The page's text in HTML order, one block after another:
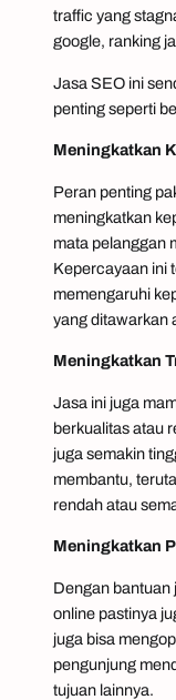
traffic yang
google, ranking
Jasa SEO ini
penting seperti
Meningkatkan
Peran penting
meningkatkan
mata pelanggan
Kepercayaan ini
memengaruhi
yang ditawarkan
Meningkatkan
Jasa ini juga
berkualitas atau
juga semakin
membantu,
rendah atau
Meningkatkan
Dengan bantuan
online pastinya
juga bisa
pengunjung
tujuan lainnya.